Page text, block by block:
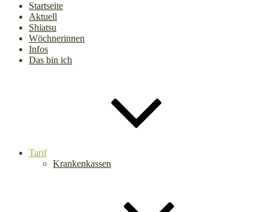
Startseite
Aktuell
Shiatsu
Wöchnerinnen
Infos
Das bin ich
Tarif
Krankenkassen